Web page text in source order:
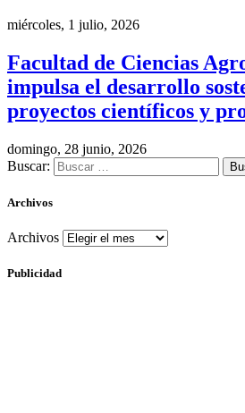
miércoles, 1 julio, 2026
Facultad de Ciencias
impulsa el desarrollo
proyectos científicos y
domingo, 28 junio, 2026
Buscar:
Archivos
Archivos
Publicidad